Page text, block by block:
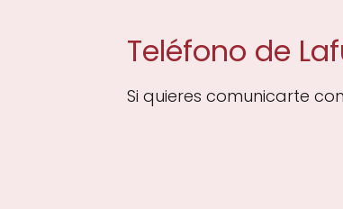
Teléfono de
Si quieres comunicarte con